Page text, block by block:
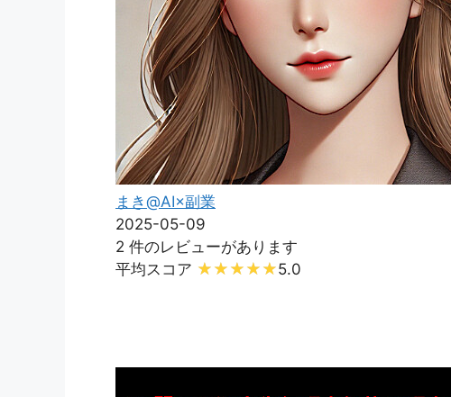
まき@AI×副業
2025-05-09
2 件のレビューがあります
平均スコア
5.0